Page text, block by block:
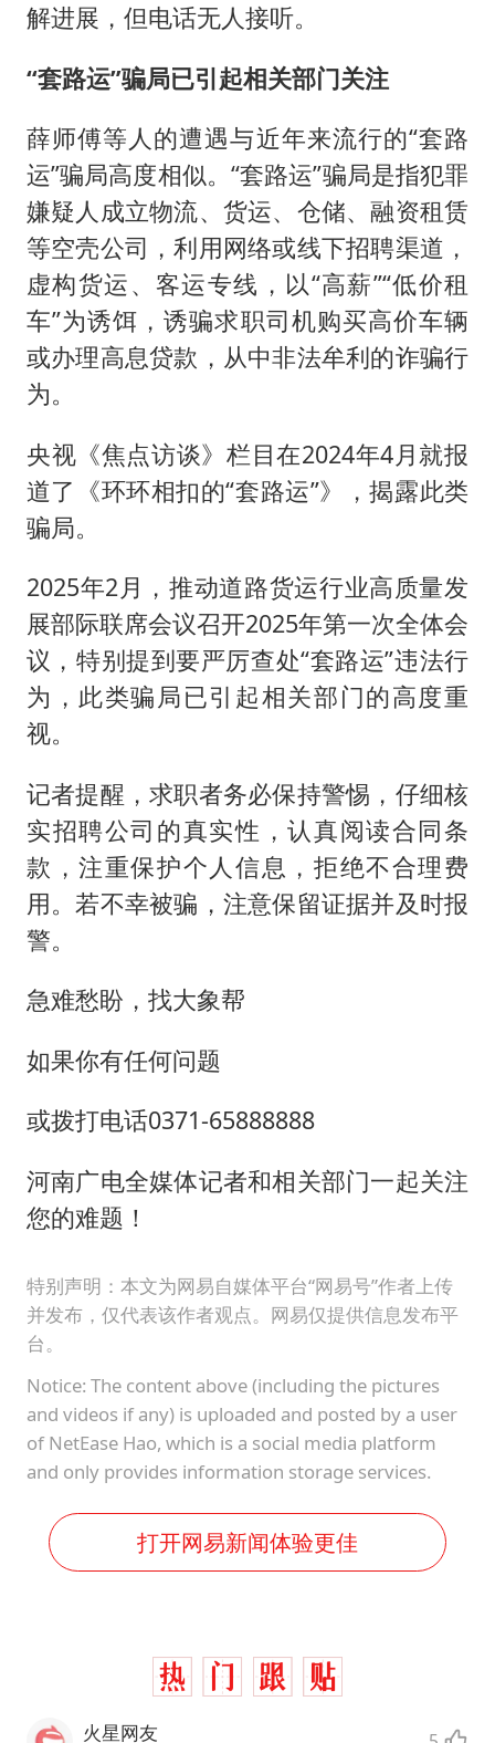
解进展，但电话无人接听。
“套路运”骗局已引起相关部门关注
薛师傅等人的遭遇与近年来流行的“套路
运”骗局高度相似。“套路运”骗局是指犯罪
嫌疑人成立物流、货运、仓储、融资租赁
等空壳公司，利用网络或线下招聘渠道，
虚构货运、客运专线，以“高薪”“低价租
车”为诱饵，诱骗求职司机购买高价车辆
或办理高息贷款，从中非法牟利的诈骗行
为。
央视《焦点访谈》栏目在2024年4月就报
道了《环环相扣的“套路运”》，揭露此类
骗局。
2025年2月，推动道路货运行业高质量发
展部际联席会议召开2025年第一次全体会
议，特别提到要严厉查处“套路运”违法行
为，此类骗局已引起相关部门的高度重
视。
记者提醒，求职者务必保持警惕，仔细核
实招聘公司的真实性，认真阅读合同条
款，注重保护个人信息，拒绝不合理费
用。若不幸被骗，注意保留证据并及时报
警。
急难愁盼，找大象帮
如果你有任何问题
或拨打电话0371-65888888
河南广电全媒体记者和相关部门一起关注
您的难题！
特别声明：本文为网易自媒体平台“网易号”作者上传
并发布，仅代表该作者观点。网易仅提供信息发布平
台。
Notice: The content above (including the pictures
and videos if any) is uploaded and posted by a user
of NetEase Hao, which is a social media platform
and only provides information storage services.
打开网易新闻体验更佳
火星网友